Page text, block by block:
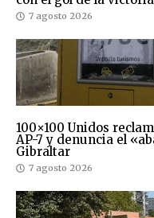
7 agosto 2026
100×100 Unidos
AP-7 y denuncia el
Gibraltar
7 agosto 2026